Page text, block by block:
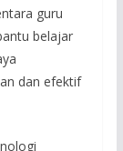
guru
belajar
dan efektif